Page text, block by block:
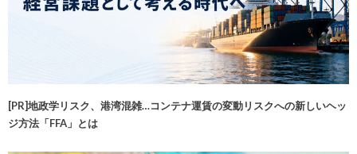
[PR]地政学リスク、港湾混雑…コンテナ運賃の変動リスクへの新しいヘッ
ジ方法「FFA」とは